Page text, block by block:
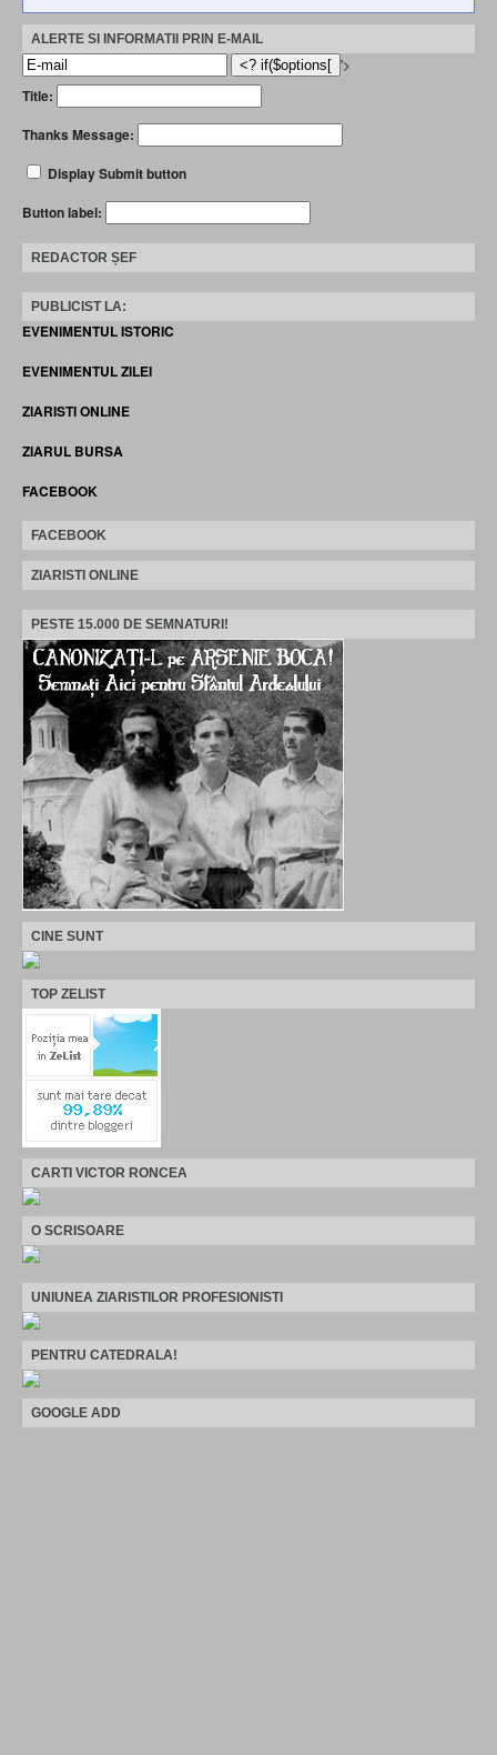
ALERTE SI INFORMATII PRIN E-MAIL
'>
Title:
Thanks Message:
Display Submit button
Button label:
REDACTOR ȘEF
PUBLICIST LA:
EVENIMENTUL ISTORIC
EVENIMENTUL ZILEI
ZIARISTI ONLINE
ZIARUL BURSA
FACEBOOK
FACEBOOK
ZIARISTI ONLINE
PESTE 15.000 DE SEMNATURI!
CINE SUNT
TOP ZELIST
CARTI VICTOR RONCEA
O SCRISOARE
UNIUNEA ZIARISTILOR PROFESIONISTI
PENTRU CATEDRALA!
GOOGLE ADD